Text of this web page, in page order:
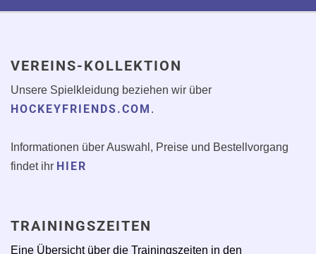
VEREINS-KOLLEKTION
Unsere Spielkleidung beziehen wir über
HOCKEYFRIENDS.COM .
Informationen über Auswahl, Preise und Bestellvorgang
findet ihr HIER
TRAININGSZEITEN
Eine Übersicht über die Trainingszeiten in den